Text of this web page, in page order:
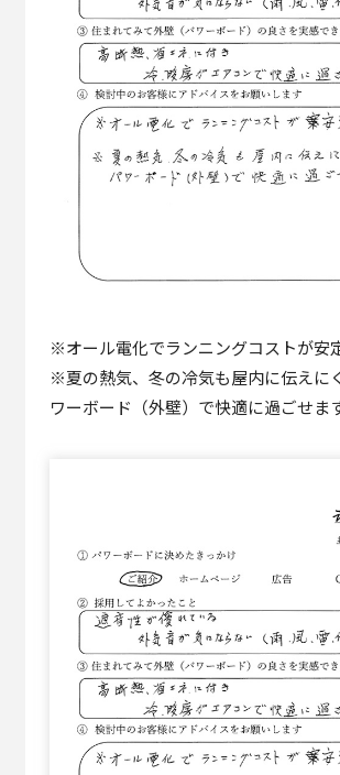
※オール電化でランニングコストが安
※夏の熱気、冬の冷気も屋内に伝えに
ワーボード（外壁）で快適に過ごせま